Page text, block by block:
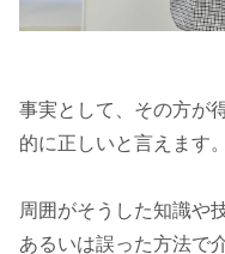
事実として、その方が
的に正しいと言えます。
周囲がそうした知識や
あるいは誤った方法で